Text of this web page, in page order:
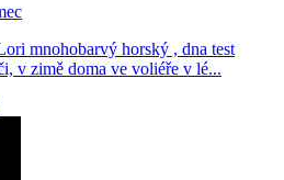
mnohobarvý horský , dna test
v zimě doma ve voliéře v lé...